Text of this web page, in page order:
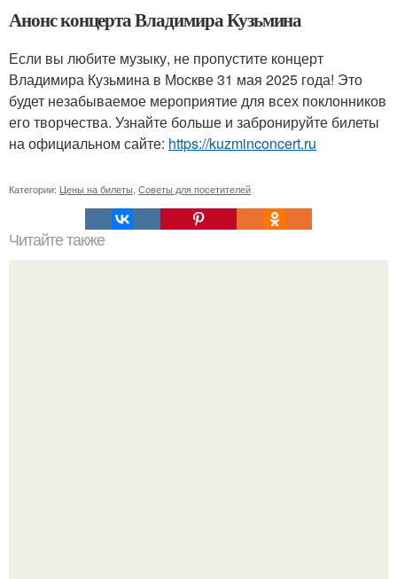
Анонс концерта Владимира Кузьмина
Если вы любите музыку, не пропустите концерт
Владимира Кузьмина в Москве 31 мая 2025 года! Это
будет незабываемое мероприятие для всех поклонников
его творчества. Узнайте больше и забронируйте билеты
на официальном сайте: https://kuzminconcert.ru
Категории: Цены на билеты Советы для посетителей
Читайте также